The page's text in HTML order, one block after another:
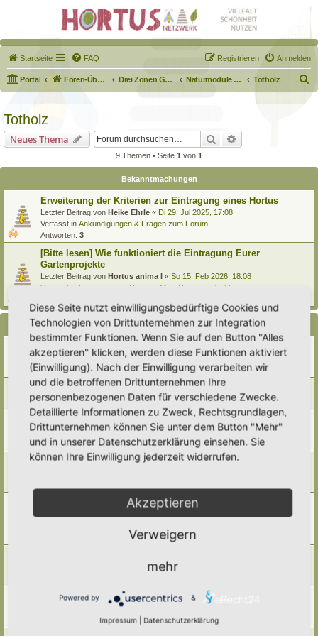
Startseite FAQ Anmelden
Registrieren
Portal Foren-Übersicht Drei Zonen Garten Naturmodule & kleine Biotope Totholz
u
Totholz
Neues Thema Suche
9 Themen • Seite 1 von 1
Bekanntmachungen
Erweiterung der Kriterien zur Eintragung eines Hortus
Letzter Beitrag von Heike Ehrle « Di 29. Jul 2025, 17:08
Verfasst in Ankündigungen & Fragen zum Forum
Antworten: 3
[Bitte lesen] Wie funktioniert die Eintragung Eurer
Gartenprojekte
Letzter Beitrag von Hortus anima l « So 15. Feb 2026, 18:08
Verfasst in Eingetragener Hortus - Mein Hortus und ich!
Themen
Weißfäule und Holzarten
Letzter Beitrag vonSomnia«Do 1. Jan 2026, 10:57
Antworten:5
Wer nutzt welches Totholz?
Letzter Beitrag vonSomnia«Do 1. Jan 2026, 10:56
Totholzimpressionen
Letzter Beitrag von Morgi«Di 16. Sep 2025, 16:20
Antworten:7
Totholz und alte Bäume - ein vielfältiger Lebensraum
Was tue ich mit den Ästen von Thuja, Fichte/Tanne und
«Fr 23. Mai 2025, 09:47
Ein kleines Modul
Alma
Diese Seite nutzt einwilligungsbedürftige Cookies und
Technologien von Drittunternehmen zur Integration
bestimmter Funktionen. Wenn Sie auf den Button "Alles
akzeptieren" klicken, werden diese Funktionen aktiviert
(Einwilligung). Nach der Einwilligung verarbeiten wir
und die betroffenen Drittunternehmen Ihre
personenbezogenen Daten für verschiedene Zwecke.
Detaillierte Informationen zu Zweck, Rechtsgrundlagen,
Drittunternehmen können Sie unter dem Button "Mehr"
und in unserer Datenschutzerklärung einsehen. Sie
können Ihre Einwilligung jederzeit widerrufen.
Akzeptieren
Verweigern
mehr
Powered by &
Impressum Datenschutzerklärung